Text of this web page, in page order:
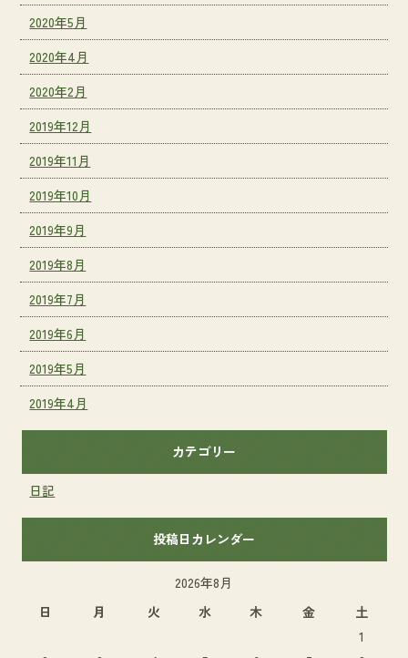
2020年5月
2020年4月
2020年2月
2019年12月
2019年11月
2019年10月
2019年9月
2019年8月
2019年7月
2019年6月
2019年5月
2019年4月
カテゴリー
日記
投稿日カレンダー
2026年8月
日
月 火 水 木 金
土
1